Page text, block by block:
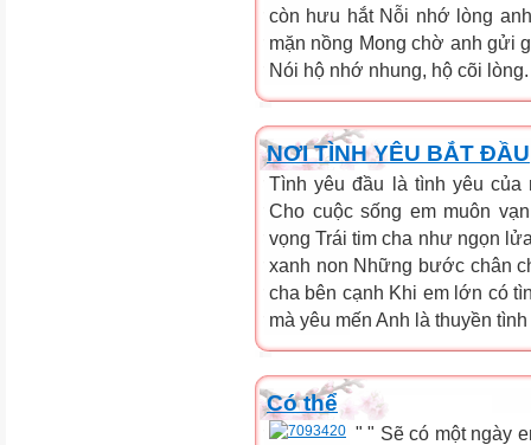
còn hưu hắt Nỗi nhớ lòng
mặn nồng Mong chờ anh gửi
Nói hộ nhớ nhung, hộ cõi
NƠI TÌNH YÊU BẮT ĐẦU
Tình yêu đầu là tình yêu của
Cho cuộc sống em muôn
vọng Trái tim cha như ngọn
xanh non Những bước chân
cha bên cạnh Khi em lớn có
mà yêu mến Anh là thuyền
Có thể
" " Sẽ có một ngày